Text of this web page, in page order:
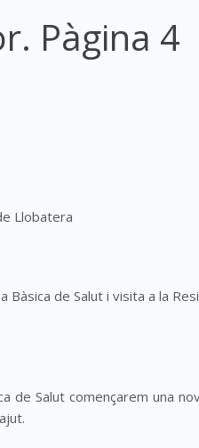
Pàgina 4
Llobatera
de Salut i visita a la
de Salut començarem una